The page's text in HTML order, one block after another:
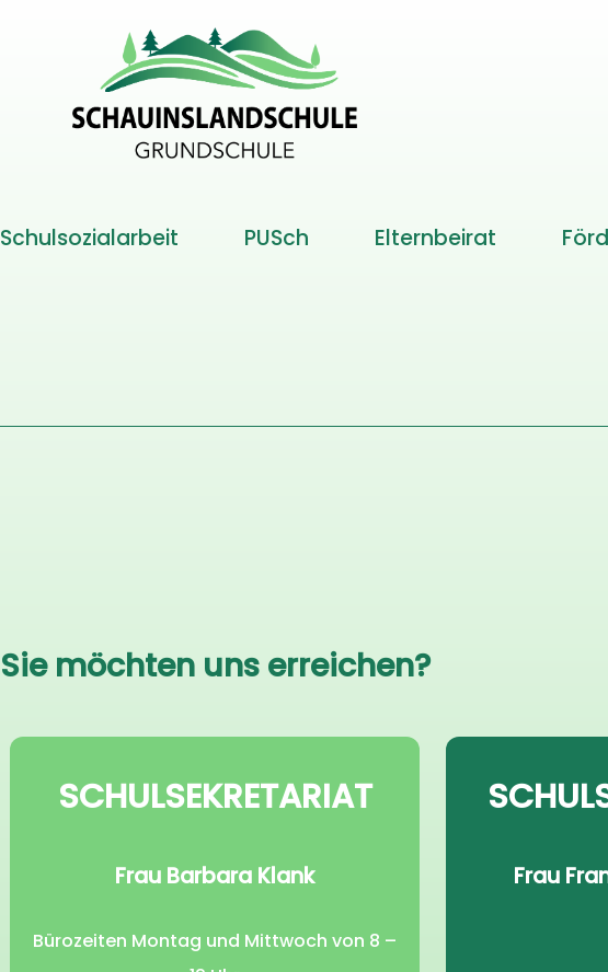
Schulsozialarbeit PUSch Elternbeirat
Sie möchten uns erreichen?
SCHULSEKRETARIAT
Frau Barbara Klank
Bürozeiten Montag und Mittwoch von 8 –
Frau